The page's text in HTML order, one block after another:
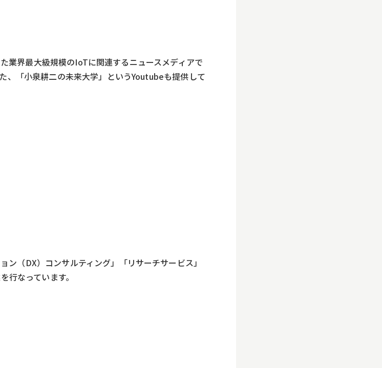
業界最大級規模のIoTに関連するニュースメディアで
、「小泉耕二の未来大学」というYoutubeも提供して
（DX）コンサルティング」「リサーチサービス」
なっています。